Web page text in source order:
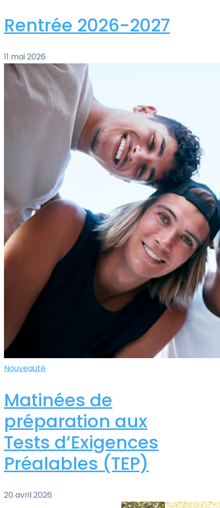
Rentrée 2026-2027
11 mai 2026
Nouveauté
Matinées de
préparation aux
Tests d’Exigences
Préalables (TEP)
20 avril 2026